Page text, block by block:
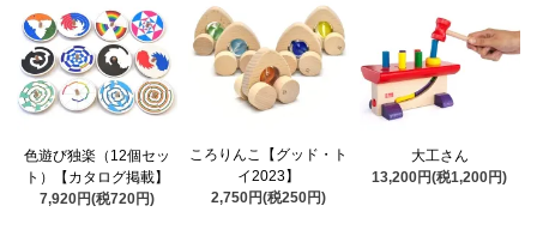
色遊び独楽（12個セッ
ト）【カタログ掲載】
7,920円(税720円)
ころりんこ【グッド・ト
イ2023】
2,750円(税250円)
大工さん
13,200円(税1,200円)